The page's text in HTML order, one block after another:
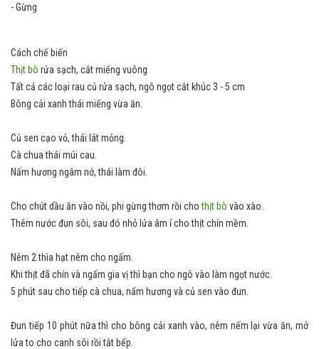
- Gừng
Cách chế biến
Thịt bò rửa sạch, cắt miếng vuông
Tất cả các loại rau củ rửa sạch, ngô ngọt cắt khúc 3 - 5 cm
Bông cải xanh thái miếng vừa ăn.
Củ sen cạo vỏ, thái lát mỏng.
Cà chua thái múi cau.
Nấm hương ngâm nở, thái làm đôi.
Cho chút dầu ăn vào nồi, phi gừng thơm rồi chothịt bò vào xào.
Thêm nước đun sôi, sau đó nhỏ lửa âm ỉ cho thịt chín mềm.
Nêm 2 thìa hạt nêm cho ngấm.
Khi thịt đã chín và ngấm gia vị thì bạn cho ngô vào làm ngọt nước.
5 phút sau cho tiếp cà chua, nấm hương và củ sen vào đun.
Đun tiếp 10 phút nữa thì cho bông cải xanh vào, nêm nếm lại vừa ăn, mở
lửa to cho canh sôi rồi tắt bếp.